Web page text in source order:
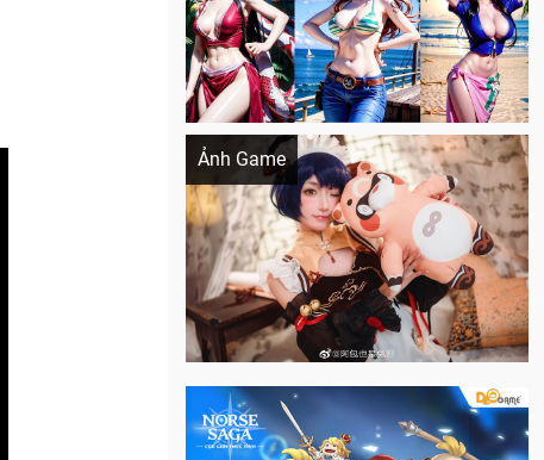
Ảnh Game
Cosplay Xiangling siêu cute